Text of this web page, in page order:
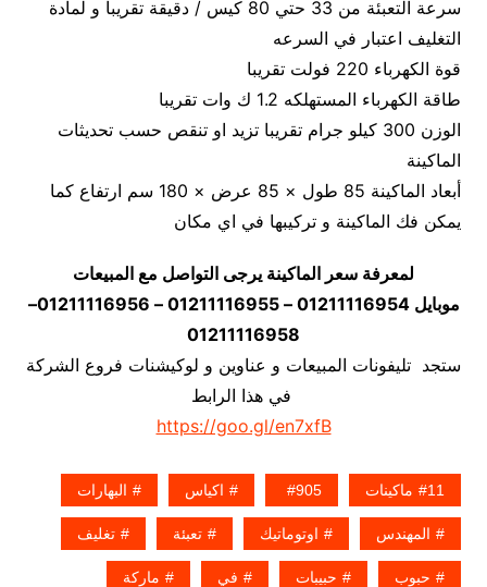
سرعة التعبئة من 33 حتي 80 كيس / دقيقة تقريبا و لمادة
التغليف اعتبار في السرعه
قوة الكهرباء 220 فولت تقريبا
طاقة الكهرباء المستهلكه 1.2 ك وات تقريبا
الوزن 300 كيلو جرام تقريبا تزيد او تنقص حسب تحديثات
الماكينة
أبعاد الماكينة 85 طول × 85 عرض × 180 سم ارتفاع كما
يمكن فك الماكينة و تركيبها في اي مكان
لمعرفة سعر الماكينة يرجى التواصل مع المبيعات
موبايل 01211116954 – 01211116955 – 01211116956–
01211116958
ستجد تليفونات المبيعات و عناوين و لوكيشنات فروع الشركة
في هذا الرابط
https://goo.gl/en7xfB
11ماكينات 905 اكياس البهارات
المهندس اوتوماتيك تعبئة تغليف
حبوب حبيبات في ماركة